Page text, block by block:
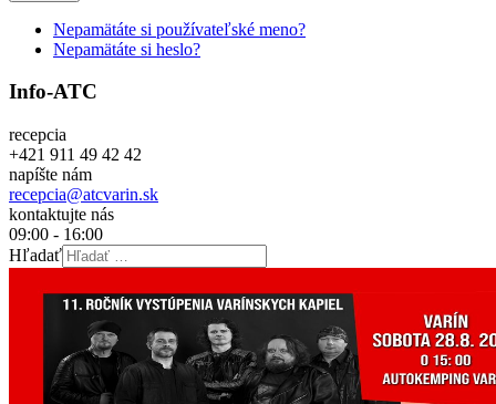
Nepamätáte si používateľské meno?
Nepamätáte si heslo?
Info-ATC
recepcia
+421 911 49 42 42
napíšte nám
recepcia@atcvarin.sk
kontaktujte nás
09:00 - 16:00
Hľadať